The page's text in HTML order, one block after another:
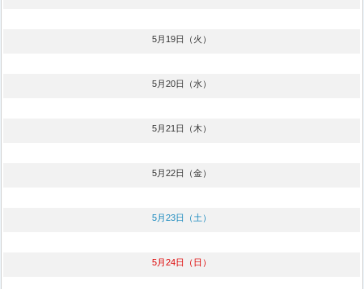
5月19日（火）
5月20日（水）
5月21日（木）
5月22日（金）
5月23日（土）
5月24日（日）